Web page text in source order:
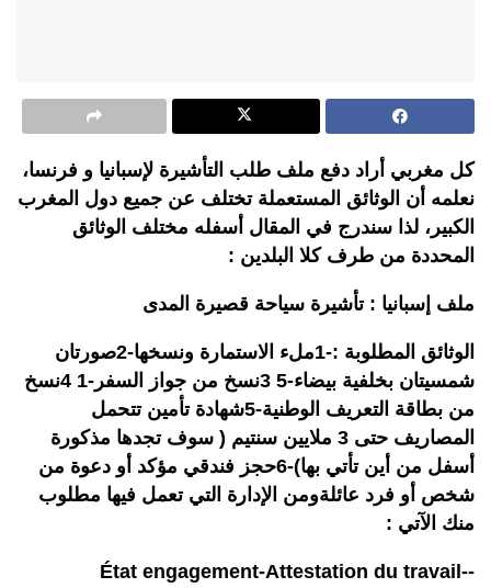
كل مغربي أراد دفع ملف طلب التأشيرة لإسبانيا و فرنسا،
نعلمه أن الوثائق المستعملة تختلف عن جميع دول المغرب
الكبير، لذا سندرج في المقال أسفله مختلف الوثائق
المحددة من طرف كلا البلدين :
ملف إسبانيا : تأشيرة سياحة قصيرة المدى
الوثائق المطلوبة :-1ملء الاستمارة ونسخها-2صورتان
شمسيتان بخلفية بيضاء-3 5نسخ من جواز السفر-4 1نسخ
من بطاقة التعريف الوطنية-5شهادة تأمين تتحمل
المصاريف حتى 3 ملايين سنتيم ( سوف تجدها مذكورة
أسفل من أين تأتي بها)-6حجز فندقي مؤكد أو دعوة من
شخص أو فرد عائلةومن الإدارة التي تعمل فيها مطلوب
منك الآتي :
-État engagement-Attestation du travail-